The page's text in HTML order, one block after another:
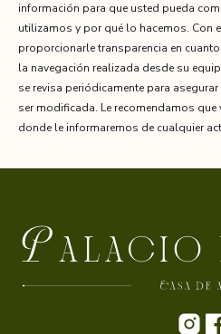
información para que usted pueda
utilizamos y por qué lo hacemos. Con
proporcionarle transparencia en
la navegación realizada desde su
se revisa periódicamente para
ser modificada. Le recomendamos
donde le informaremos de cualquier